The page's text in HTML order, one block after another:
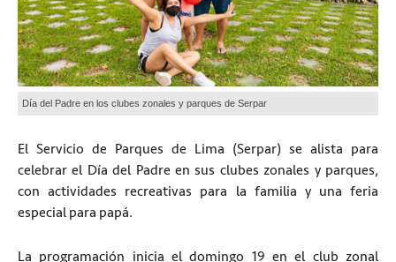
Día del Padre en los clubes zonales y parques de Serpar
El Servicio de Parques de Lima (Serpar) se alista para
celebrar el Día del Padre en sus clubes zonales y parques,
con actividades recreativas para la familia y una feria
especial para papá.
La programación inicia el domingo 19 en el club zonal